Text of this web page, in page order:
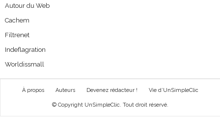
Autour du Web
Cachem
Filtrenet
Indeflagration
Worldissmall
À propos Auteurs Devenez rédacteur ! Vie d’UnSimpleClic
© Copyright UnSimpleClic. Tout droit réservé.